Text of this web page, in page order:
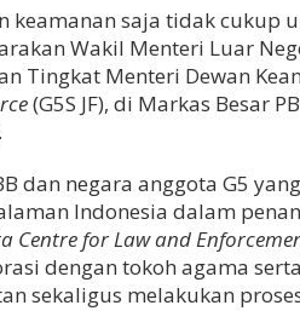
keamanan saja tidak cukup
Wakil Menteri Luar
Tingkat Menteri Dewan
(G5S JF), di Markas Besar
dan negara anggota G5
Indonesia dalam
Centre for Law and
dengan tokoh agama
sekaligus melakukan